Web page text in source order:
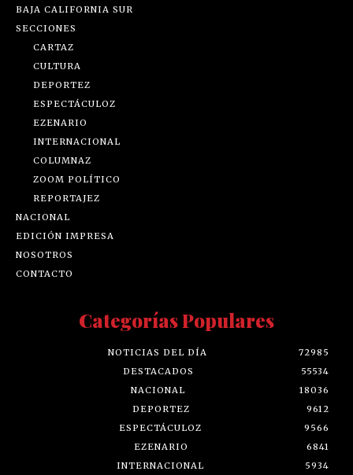
BAJA CALIFORNIA SUR
SECCIONES
CARTAZ
CULTURA
DEPORTEZ
ESPECTÁCULOZ
EZENARIO
INTERNACIONAL
COLUMNAZ
ZOOM POLÍTICO
REPORTAJEZ
NACIONAL
EDICIÓN IMPRESA
NOSOTROS
CONTACTO
Categorías Populares
NOTICIAS DEL DÍA
72985
DESTACADOS
55534
NACIONAL
18036
DEPORTEZ
9612
ESPECTÁCULOZ
9566
EZENARIO
6841
INTERNACIONAL
5934